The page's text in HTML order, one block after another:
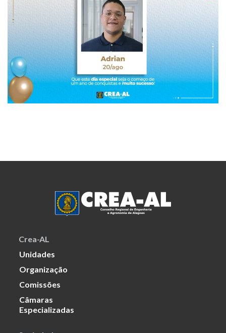
Crea-AL
Unidades
Organização
Comissões
Câmaras
Especializadas